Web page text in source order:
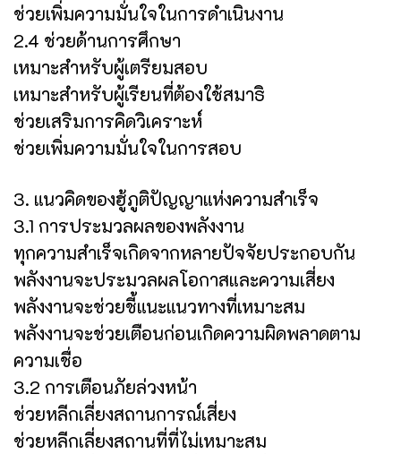
ช่วยเพิ่มความมั่นใจในการดำเนินงาน
2.4 ช่วยด้านการศึกษา
เหมาะสำหรับผู้เตรียมสอบ
เหมาะสำหรับผู้เรียนที่ต้องใช้สมาธิ
ช่วยเสริมการคิดวิเคราะห์
ช่วยเพิ่มความมั่นใจในการสอบ
3. แนวคิดของฮู้ภูติปัญญาแห่งความสำเร็จ
3.1 การประมวลผลของพลังงาน
ทุกความสำเร็จเกิดจากหลายปัจจัยประกอบกัน
พลังงานจะประมวลผลโอกาสและความเสี่ยง
พลังงานจะช่วยชี้แนะแนวทางที่เหมาะสม
พลังงานจะช่วยเตือนก่อนเกิดความผิดพลาดตาม
ความเชื่อ
3.2 การเตือนภัยล่วงหน้า
ช่วยหลีกเลี่ยงสถานการณ์เสี่ยง
ช่วยหลีกเลี่ยงสถานที่ที่ไม่เหมาะสม